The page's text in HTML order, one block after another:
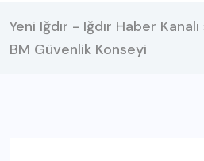
Yeni Iğdır - Iğdır Haber Kanalı
BM Güvenlik Konseyi